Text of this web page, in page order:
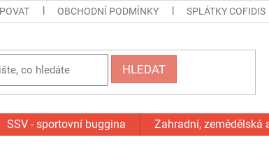
OBCHODNÍ PODMÍNKY SPLÁTKY COFIDIS
HLEDAT
SSV - sportovní buggina Zahradní, zemědělská